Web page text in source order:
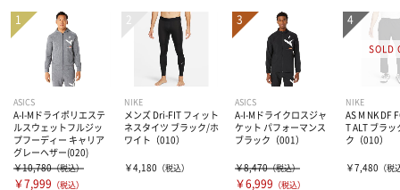
レディス＆ジュニアにオススメ
その他グッズ
全日本男子モデル
ユニフォームマーキング
着用シューズ
その他・応援グッズ
ユニセックス
レディース
半袖バレーシャツ
ユニセックス
レディース
長袖バレーシャツ
ユニセックス
レディース
パンツ
ユニセックス
ソックス
ASICS
A-I-Mドライポリエステ
ルスウェットフルジッ
プフーディー キャリア
グレーヘザー(020)
￥10,780（税込）
￥7,999 （税込）
NIKE
メンズ Dri-FIT フィット
ネスタイツ ブラック/ホ
ワイト（010）
￥4,180 （税込）
ASICS
A-I-Mドライクロスジャ
ケット パフォーマンス
ブラック（001）
￥8,470（税込）
￥6,999 （税込）
NIKE
AS M NK DF
T ALT ブラ
ク（010）
￥7,480 （税